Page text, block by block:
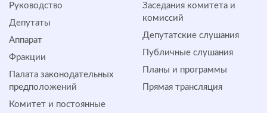
Руководство
Депутаты
Аппарат
Фракции
Палата законодательных
предположений
Комитет и постоянные
Заседания комитета и
комиссий
Депутатские слушания
Публичные слушания
Планы и программы
Прямая трансляция